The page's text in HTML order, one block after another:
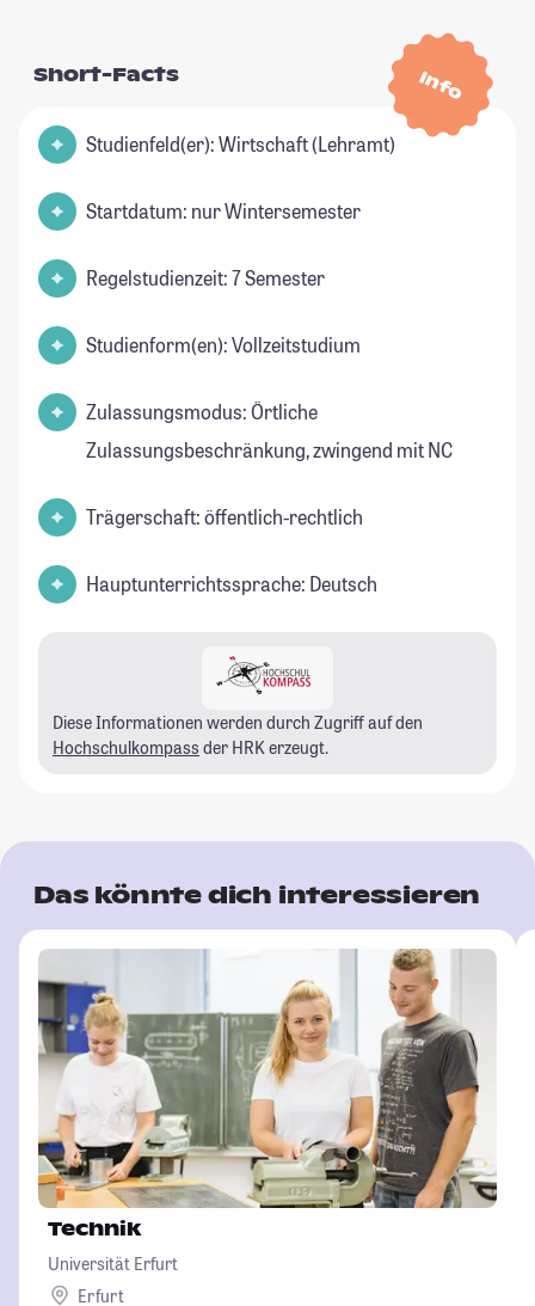
Info
Short-Facts
Studienfeld(er): Wirtschaft (Lehramt)
Startdatum: nur Wintersemester
Regelstudienzeit: 7 Semester
Studienform(en): Vollzeitstudium
Zulassungsmodus: Örtliche
Zulassungsbeschränkung, zwingend mit NC
Trägerschaft: öffentlich-rechtlich
Hauptunterrichtssprache: Deutsch
Diese Informationen werden durch Zugriff auf den
Hochschulkompass der HRK erzeugt.
Das könnte dich interessieren
Technik
Universität Erfurt
Erfurt